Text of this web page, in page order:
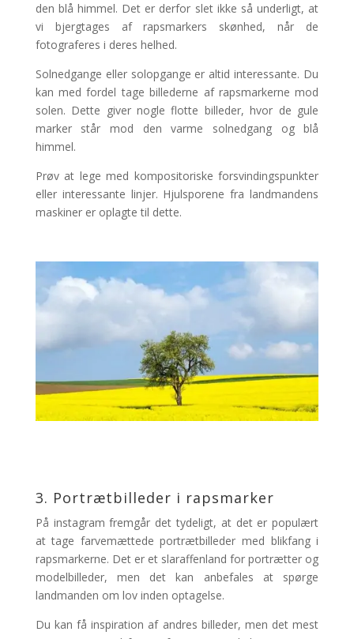
den blå himmel. Det er derfor slet ikke så underligt, at
vi bjergtages af rapsmarkers skønhed, når de
fotograferes i deres helhed.
Solnedgange eller solopgange er altid interessante. Du
kan med fordel tage billederne af rapsmarkerne mod
solen. Dette giver nogle flotte billeder, hvor de gule
marker står mod den varme solnedgang og blå
himmel.
Prøv at lege med kompositoriske forsvindingspunkter
eller interessante linjer. Hjulsporene fra landmandens
maskiner er oplagte til dette.
3. Portrætbilleder i rapsmarker
På instagram fremgår det tydeligt, at det er populært
at tage farvemættede portrætbilleder med blikfang i
rapsmarkerne. Det er et slaraffenland for portrætter og
modelbilleder, men det kan anbefales at spørge
landmanden om lov inden optagelse.
Du kan få inspiration af andres billeder, men det mest